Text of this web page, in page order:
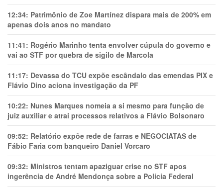
12:34: Patrimônio de Zoe Martínez dispara mais de 200% em
apenas dois anos no mandato
11:41: Rogério Marinho tenta envolver cúpula do governo e
vai ao STF por quebra de sigilo de Marcola
11:17: Devassa do TCU expõe escândalo das emendas PIX e
Flávio Dino aciona investigação da PF
10:22: Nunes Marques nomeia a si mesmo para função de
juiz auxiliar e atrai processos relativos a Flávio Bolsonaro
09:52: Relatório expõe rede de farras e NEGOCIATAS de
Fábio Faria com banqueiro Daniel Vorcaro
09:32: Ministros tentam apaziguar crise no STF apos
ingerência de André Mendonça sobre a Polícia Federal